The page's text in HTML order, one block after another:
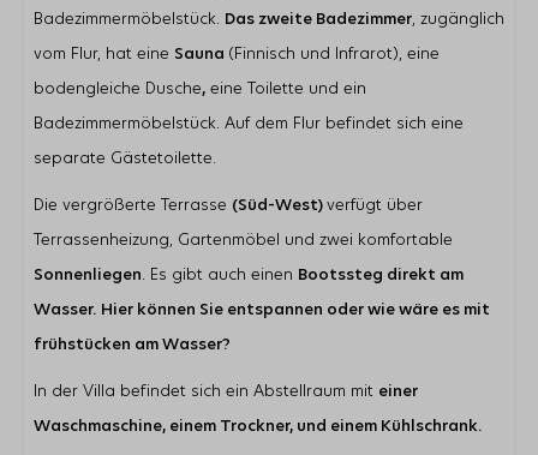
Anzahl Schlafzimmer mit Fernseher: 2
Wohnbereich
Bluetooth speaker
Mückengitter an der Terrassentür
Badezimmermöbelstück. Das zweite Badezimmer, zugänglich
vom Flur, hat eine Sauna (Finnisch und Infrarot), eine
bodengleiche Dusche, eine Toilette und ein
Badezimmermöbelstück. Auf dem Flur befindet sich eine
separate Gästetoilette.
Die vergrößerte Terrasse (Süd-West) verfügt über
Terrassenheizung, Gartenmöbel und zwei komfortable
Sonnenliegen. Es gibt auch einen Bootssteg direkt am
Wasser. Hier können Sie entspannen oder wie wäre es mit
frühstücken am Wasser?
In der Villa befindet sich ein Abstellraum mit einer
Waschmaschine, einem Trockner, und einem Kühlschrank.